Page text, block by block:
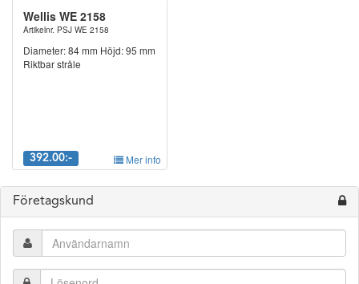
Wellis WE 2158
Artikelnr. PSJ WE 2158
Diameter: 84 mm Höjd: 95 mm
Riktbar stråle
392.00:- Mer info
Företagskund